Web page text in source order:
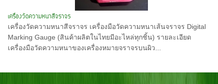
เครื่องวัดความหนาสีจราจร
เครื่องวัดความหนาสีจราจร เครื่องมือวัดความหนาเส้นจราจร Digital
Marking Gauge (สินค้าผลิตในไทยมีอะไหล่ทุกชิ้น) รายละเอียด
เครื่องมือวัดความหนาของเครื่องหมายจราจรบนผิว...